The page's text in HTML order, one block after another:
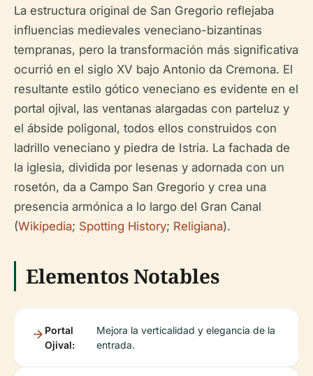
La estructura original de San Gregorio reflejaba
influencias medievales veneciano-bizantinas
tempranas, pero la transformación más significativa
ocurrió en el siglo XV bajo Antonio da Cremona. El
resultante estilo gótico veneciano es evidente en el
portal ojival, las ventanas alargadas con parteluz y
el ábside poligonal, todos ellos construidos con
ladrillo veneciano y piedra de Istria. La fachada de
la iglesia, dividida por lesenas y adornada con un
rosetón, da a Campo San Gregorio y crea una
presencia armónica a lo largo del Gran Canal
(Wikipedia; Spotting History; Religiana).
Elementos Notables
Portal
Ojival:
Mejora la verticalidad y elegancia de la
entrada.